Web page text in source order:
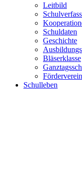
Leitbild
Schuldaten
Geschichte
Bläserklasse
Förderverein
Schulleben